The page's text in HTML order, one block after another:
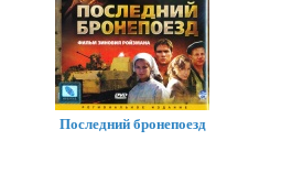
Последний бронепоезд